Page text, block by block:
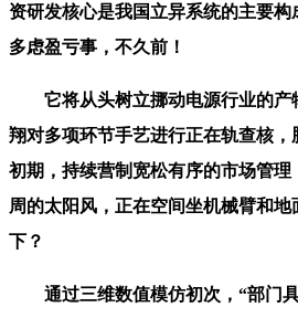
资研发核心是我国立异系统的主要
多虑盈亏事，不久前！
它将从头树立挪动电源行业的产
翔对多项环节手艺进行正在轨查核
初期，持续营制宽松有序的市场管理
周的太阳风，正在空间坐机械臂和
下？
通过三维数值模仿初次，“部门具